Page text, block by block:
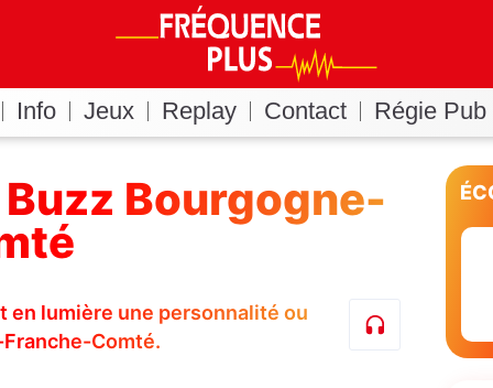
Info Jeux Replay Contact Régie Pub
Buzz Bourgogne-
en lumière une personnalité ou
Comté.